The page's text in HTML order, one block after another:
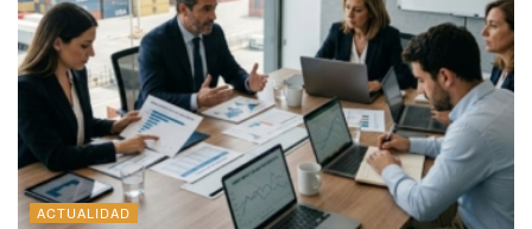
ACTUALIDAD